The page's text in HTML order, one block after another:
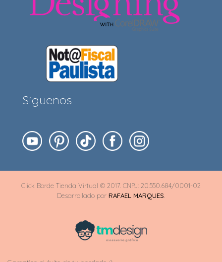
Siguenos
Click Borde Tienda Virtual © 2017. CNPJ: 20.550.684/0001-02
Desarrollado por RAFAEL MARQUES.